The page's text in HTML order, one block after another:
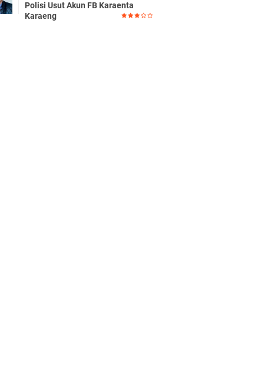
Polisi Usut Akun FB Karaenta
Karaeng